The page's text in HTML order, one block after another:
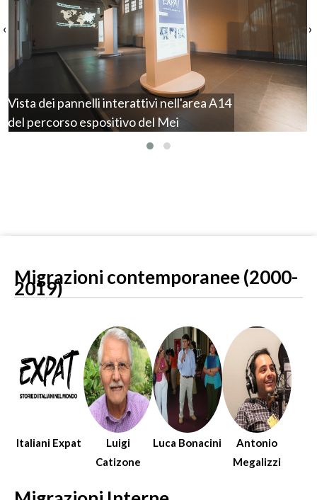
Vista dei pannelli interattivi nell'area A14
del percorso espositivo del Mei
‹ ›
Migrazioni contemporanee (2000-
2019)
Italiani Expat
Luigi
Catizone
Luca Bonacini
Antonio
Megalizzi